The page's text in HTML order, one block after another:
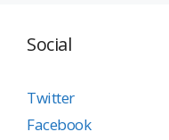
Social
Twitter
Facebook